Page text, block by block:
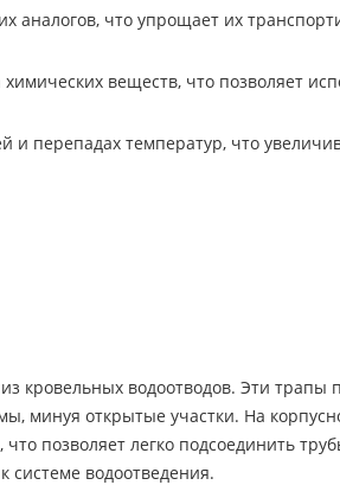
аналогов, что упрощает их
веществ, что позволяет
и перепадах температур, что
кровельных водоотводов. Эти трапы
минуя открытые участки. На
позволяет легко подсоединить
водоотведения.